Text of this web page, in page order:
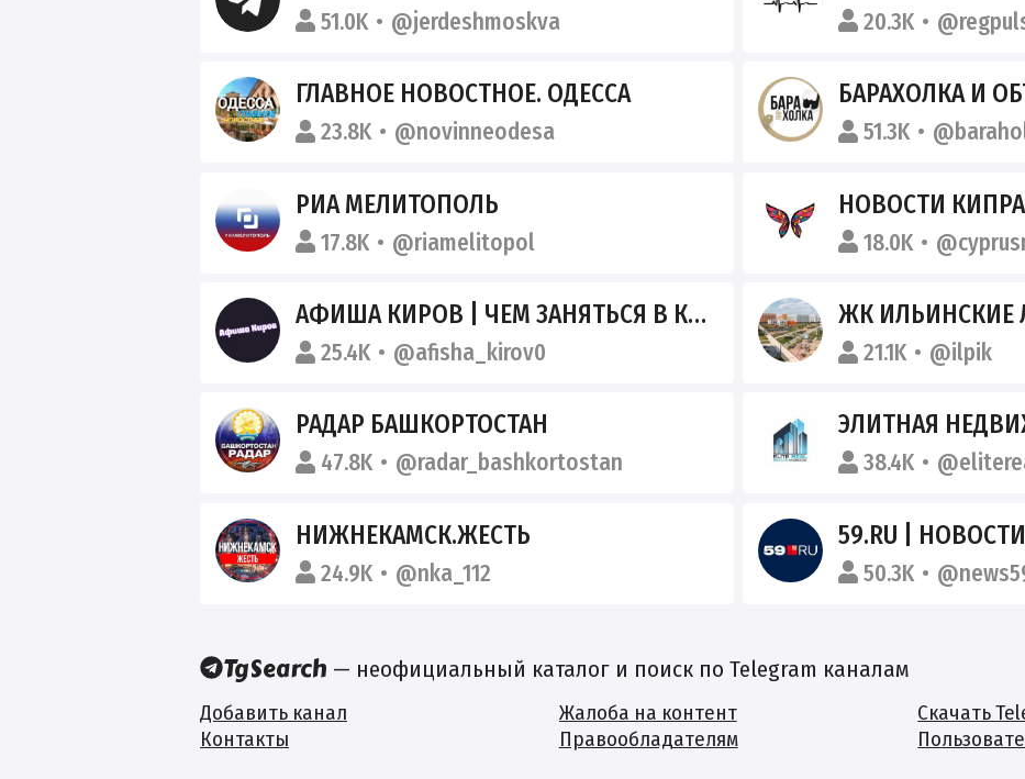
51.0K @jerdeshmoskva 20.3K
ГЛАВНОЕ НОВОСТНОЕ. ОДЕССА
23.8K @novinneodesa
БАРАХОЛКА И
51.3K
РИА МЕЛИТОПОЛЬ
17.8K @riamelitopol
НОВОСТИ КИПРА
18.0K
АФИША КИРОВ | ЧЕМ ЗАНЯТЬСЯ В КИРОВЕ| МЕРОПРИЯТИЯ КИРОВА
25.4K @afisha_kirov0
ЖК ИЛЬИНСКИЕ
21.1K @ilpik
РАДАР БАШКОРТОСТАН
47.8K @radar_bashkortostan
ЭЛИТНАЯ
38.4K
НИЖНЕКАМСК.ЖЕСТЬ️
24.9K @nka_112
59.RU |
50.3K
— неофициальный каталог и поиск по Telegram каналам
Добавить канал
Контакты
Жалоба на контент
Правообладателям
Скачать